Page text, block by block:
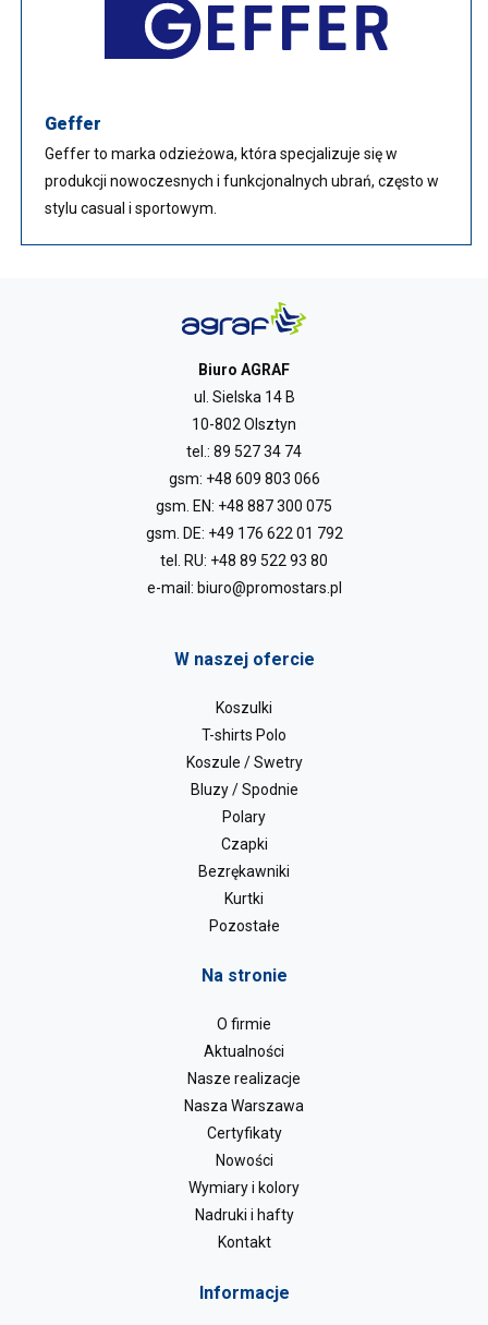
Geffer
Geffer to marka odzieżowa, która specjalizuje się w
produkcji nowoczesnych i funkcjonalnych ubrań, często w
stylu casual i sportowym.
Biuro AGRAF
ul. Sielska 14 B
10-802 Olsztyn
tel.: 89 527 34 74
gsm: +48 609 803 066
gsm. EN: +48 887 300 075
gsm. DE: +49 176 622 01 792
tel. RU: +48 89 522 93 80
e-mail: biuro@promostars.pl
W naszej ofercie
Koszulki
T-shirts Polo
Koszule / Swetry
Bluzy / Spodnie
Polary
Czapki
Bezrękawniki
Kurtki
Pozostałe
Na stronie
O firmie
Aktualności
Nasze realizacje
Nasza Warszawa
Certyfikaty
Nowości
Wymiary i kolory
Nadruki i hafty
Kontakt
Informacje